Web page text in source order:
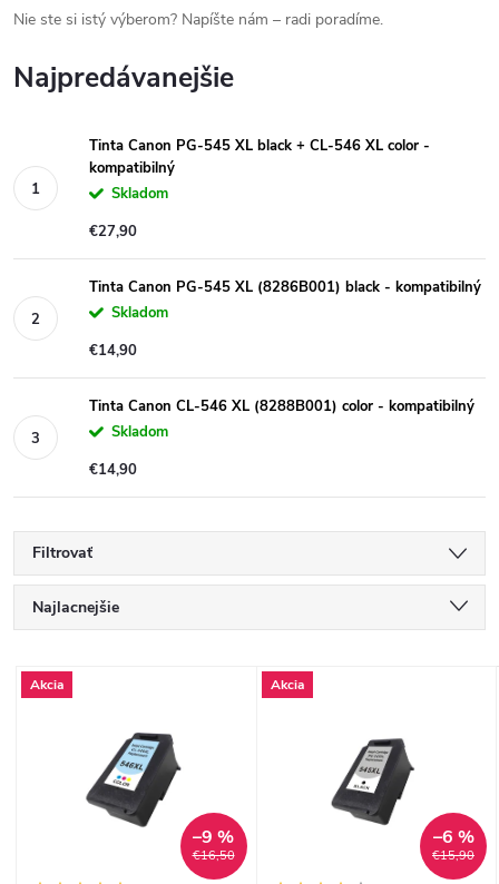
Nie ste si istý výberom? Napíšte nám – radi poradíme.
Najpredávanejšie
Tinta Canon PG-545 XL black + CL-546 XL color -
kompatibilný
Skladom
€27,90
Tinta Canon PG-545 XL (8286B001) black - kompatibilný
Skladom
€14,90
Tinta Canon CL-546 XL (8288B001) color - kompatibilný
Skladom
€14,90
Filtrovať
R
a
Najlacnejšie
Najpredávanejšie
VAkcia
€16,50
–9 %
Akcia
€15,90
–6 %